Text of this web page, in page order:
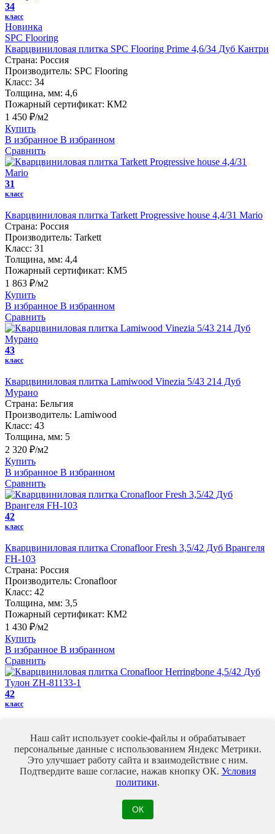
34
класс
Новинка
SPC Flooring
Кварцвиниловая плитка SPC Flooring Prime 4,6/34 Дуб Кантри
Страна: Россия
Производитель: SPC Flooring
Класс: 34
Толщина, мм: 4,6
Пожарный сертификат: КМ2
1 450 ₽/м2
Купить
В избранное В избранном
Сравнить
31
класс
Кварцвиниловая плитка Tarkett Progressive house 4,4/31 Mario
Страна: Россия
Производитель: Tarkett
Класс: 31
Толщина, мм: 4,4
Пожарный сертификат: КМ5
1 863 ₽/м2
Купить
В избранное В избранном
Сравнить
43
класс
Кварцвиниловая плитка Lamiwood Vinezia 5/43 214 Дуб
Мурано
Страна: Бельгия
Производитель: Lamiwood
Класс: 43
Толщина, мм: 5
2 320 ₽/м2
Купить
В избранное В избранном
Сравнить
42
класс
Кварцвиниловая плитка Cronafloor Fresh 3,5/42 Дуб Врангеля
FH-103
Страна: Россия
Производитель: Cronafloor
Класс: 42
Толщина, мм: 3,5
Пожарный сертификат: КМ2
1 430 ₽/м2
Купить
В избранное В избранном
Сравнить
42
класс
Тулон ZH-81133-1
Страна: Россия
Производитель: Cronafloor
Класс: 42
Наш сайт использует cookie-файлы и обрабатывает
персональные данные с использованием Яндекс Метрики.
Это улучшает работу сайта и взаимодействие с ним.
Подтвердите ваше согласие, нажав кнопку ОК. Условия
политики.
ОК